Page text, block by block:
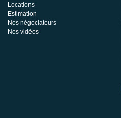
Locations
Estimation
Nos négociateurs
Nos vidéos